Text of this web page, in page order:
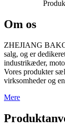
Om os
ZHEJIANG
salg, og er
industrikæder,
Vores produkter
virksomheder og
Mere